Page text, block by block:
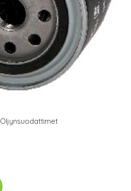
Öljynsuodattimet